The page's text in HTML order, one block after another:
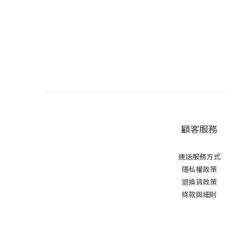
顧客服務
運送服務方式
隱私權政策
退換貨政策
條款與細則